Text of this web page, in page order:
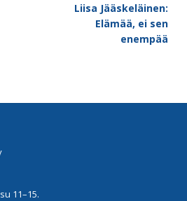
Liisa Jääskeläinen:
Elämää, ei sen
enempää
11–15.